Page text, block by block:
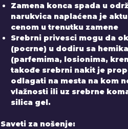
Zamena konca spada u
narukvica naplaćena je
cenom u trenutku zamene
Srebrni privesci mogu da
(pocrne) u dodiru sa
(parfemima, losionima,
takođe srebrni nakit je
odlagati na mesta na kom
vlažnosti ili uz srebrne
silica gel.
Saveti za nošenje: